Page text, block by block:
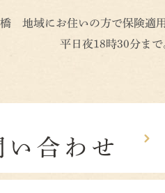
地域にお住いの方で保険適
平日夜18時30分まで